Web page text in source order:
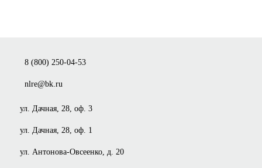
8 (800) 250-04-53
nlre@bk.ru
ул. Дачная, 28, оф. 3
ул. Дачная, 28, оф. 1
ул. Антонова-Овсеенко, д. 20